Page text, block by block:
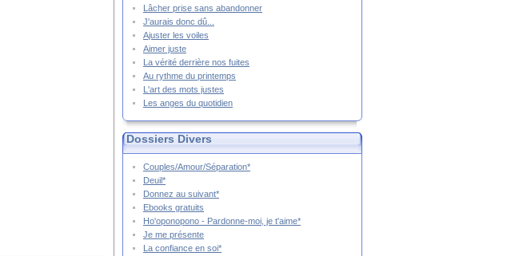
Lâcher prise sans abandonner
J'aurais donc dû...
Ajuster les voiles
Aimer juste
La vérité derrière nos fuites
Au rythme du printemps
L'art des mots justes
Les anges du quotidien
Dossiers Divers
Couples/Amour/Séparation*
Deuil*
Donnez au suivant*
Ebooks gratuits
Ho'oponopono - Pardonne-moi, je t'aime*
Je me présente
La confiance en soi*